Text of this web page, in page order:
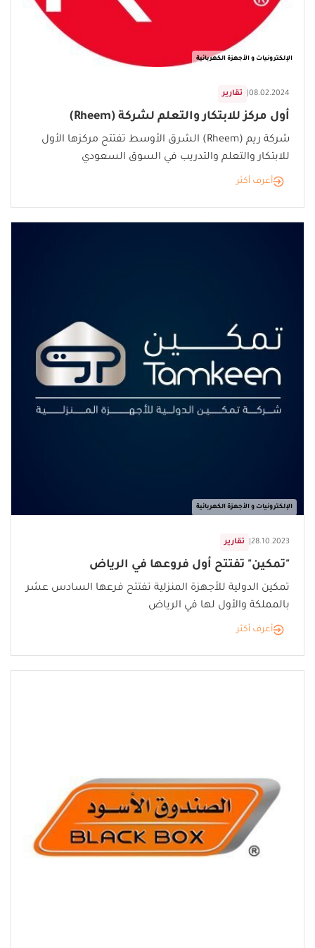
الإلكترونيات و الأجهزة الكهربائية
تقارير 08.02.2024
أول مركز للابتكار والتعلم لشركة (Rheem)
شركة ريم (Rheem) الشرق الأوسط تفتتح مركزها الأول
للابتكار والتعلم والتدريب في السوق السعودي
أعرف أكثر
الإلكترونيات و الأجهزة الكهربائية
تقارير 28.10.2023
"تمكين" تفتتح أول فروعها في الرياض
تمكين الدولية للأجهزة المنزلية تفتتح فرعها السادس عشر
بالمملكة والأول لها في الرياض
أعرف أكثر